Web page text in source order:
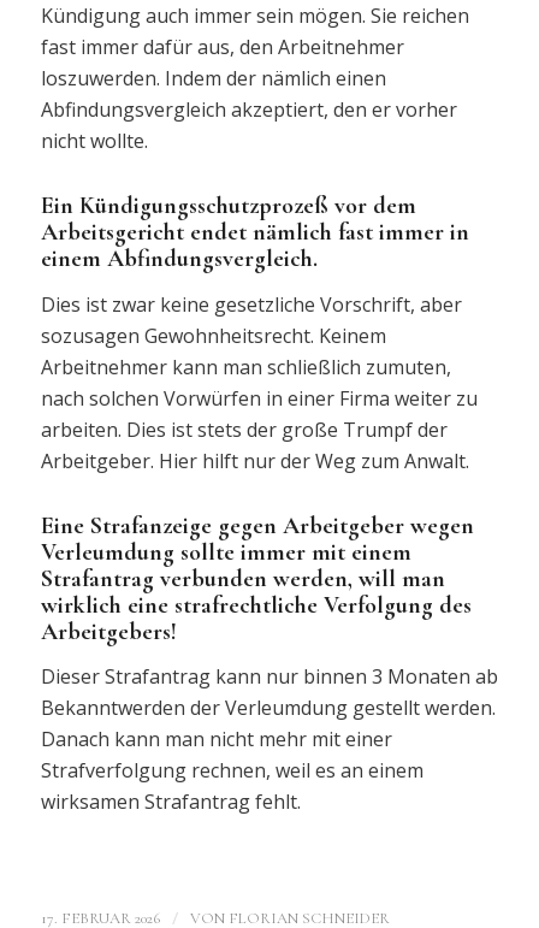
Kündigung auch immer sein mögen. Sie reichen
fast immer dafür aus, den Arbeitnehmer
loszuwerden. Indem der nämlich einen
Abfindungsvergleich akzeptiert, den er vorher
nicht wollte.
Ein Kündigungsschutzprozeß vor dem
Arbeitsgericht endet nämlich fast immer in
einem Abfindungsvergleich.
Dies ist zwar keine gesetzliche Vorschrift, aber
sozusagen Gewohnheitsrecht. Keinem
Arbeitnehmer kann man schließlich zumuten,
nach solchen Vorwürfen in einer Firma weiter zu
arbeiten. Dies ist stets der große Trumpf der
Arbeitgeber. Hier hilft nur der Weg zum Anwalt.
Eine Strafanzeige gegen Arbeitgeber wegen
Verleumdung sollte immer mit einem
Strafantrag verbunden werden, will man
wirklich eine strafrechtliche Verfolgung des
Arbeitgebers!
Dieser Strafantrag kann nur binnen 3 Monaten ab
Bekanntwerden der Verleumdung gestellt werden.
Danach kann man nicht mehr mit einer
Strafverfolgung rechnen, weil es an einem
wirksamen Strafantrag fehlt.
17. FEBRUAR 2026 / VON FLORIAN SCHNEIDER